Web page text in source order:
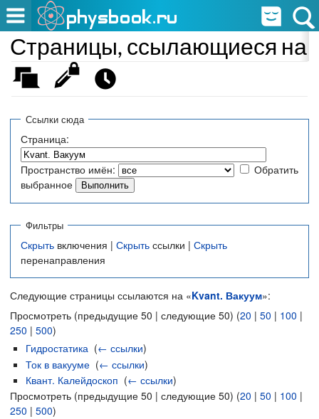
Страницы, ссылающиеся на
Ссылки сюда
Страница:
Пространство имён:
Обратить
выбранное
Фильтры
Скрыть включения | Скрыть ссылки | Скрыть
перенаправления
Следующие страницы ссылаются на «Kvant. Вакуум»:
Просмотреть (предыдущие 50 | следующие 50) (20 | 50 | 100 |
250 | 500)
Гидростатика (← ссылки)
Ток в вакууме (← ссылки)
Квант. Калейдоскоп (← ссылки)
Просмотреть (предыдущие 50 | следующие 50) (20 | 50 | 100 |
250 | 500)